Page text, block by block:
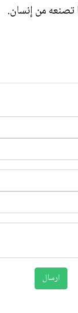
من إنسان.